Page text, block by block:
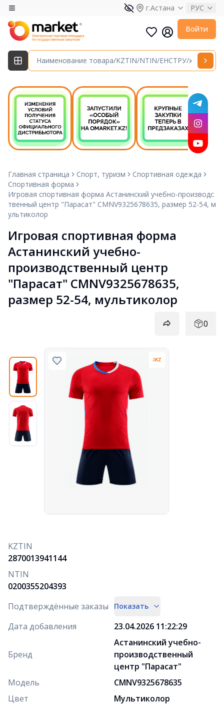
г.Астана РУС
Войти
Главная страница Спорт, туризм
Спортивная одежда
Спортивная форма
Игровая спортивная форма Астанинский учебно-производс
твенный центр "Парасат" CMNV9325678635, размер 52-54, м
ультиколор
Игровая спортивная форма
Астанинский учебно-
производственный центр
"Парасат" CMNV9325678635,
размер 52-54, мультиколор
0
KZTIN
2870013941144
NTIN
0200355204393
Подтверждённые заказы
Показать
Дата добавления 23.04.2026 11:22:29
Бренд
Астанинский учебно-
производственный
центр "Парасат"
Модель
CMNV9325678635
Цвет
Мультиколор